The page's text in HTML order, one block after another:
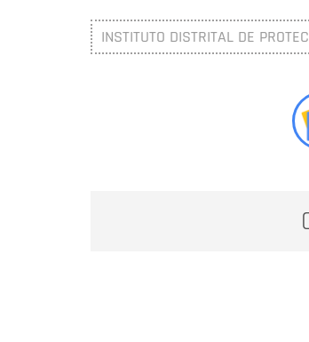
INSTITUTO DISTRITAL DE